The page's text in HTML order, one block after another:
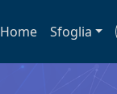
Home Sfoglia